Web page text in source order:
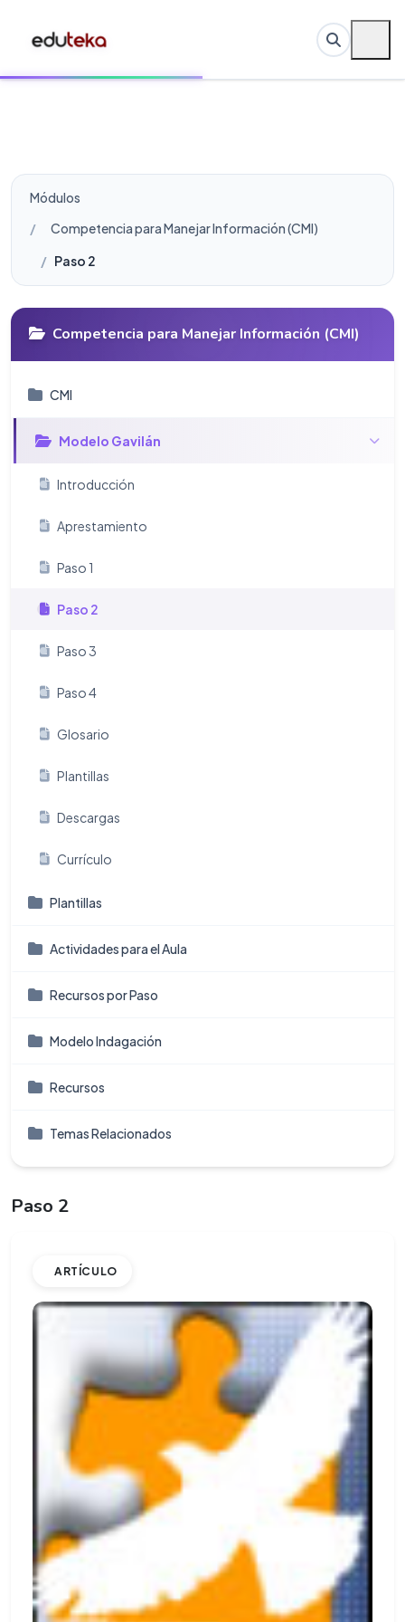
Módulos
Competencia para Manejar Información (CMI)
Paso 2
Competencia para Manejar Información (CMI)
CMI
Modelo Gavilán
Introducción
Aprestamiento
Paso 1
Paso 2
Paso 3
Paso 4
Glosario
Plantillas
Descargas
Currículo
Plantillas
Actividades para el Aula
Recursos por Paso
Modelo Indagación
Recursos
Temas Relacionados
Paso 2
ARTÍCULO